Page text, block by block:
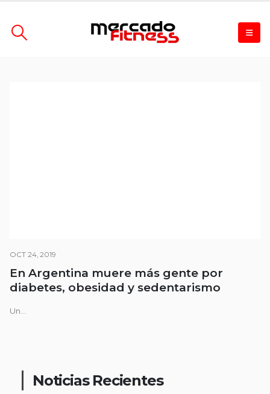
OCT 24, 2019
En Argentina muere más gente por
diabetes, obesidad y sedentarismo
Un...
Noticias Recientes